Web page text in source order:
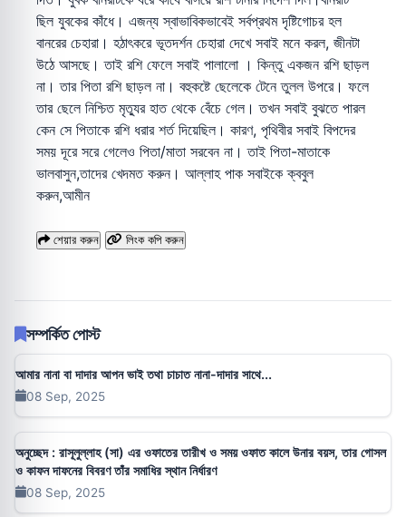
ছিল যুবকের কাঁধে। এজন্য স্বাভাবিকভাবেই সর্বপ্রথম দৃষ্টিগোচর হল
বানরের চেহারা। হঠাৎকরে ভূতদর্শন চেহারা দেখে সবাই মনে করল, জীনটা
উঠে আসছে। তাই রশি ফেলে সবাই পালালো । কিন্তু একজন রশি ছাড়ল
না। তার পিতা রশি ছাড়ল না। বহুকষ্টে ছেলেকে টেনে তুলল উপরে। ফলে
তার ছেলে নিশ্চিত মৃত্যুর হাত থেকে বেঁচে গেল। তখন সবাই বুঝতে পারল
কেন সে পিতাকে রশি ধরার শর্ত দিয়েছিল। কারণ, পৃথিবীর সবাই বিপদের
সময় দূরে সরে গেলেও পিতা/মাতা সরবেন না। তাই পিতা-মাতাকে
ভালবাসুন,তাদের খেদমত করুন। আল্লাহ পাক সবাইকে ক্ববুল
করুন,আমীন
শেয়ার করুন লিংক কপি করুন
সম্পর্কিত পোস্ট
আমার নানা বা দাদার আপন ভাই তথা চাচাত নানা-দাদার সাথে...
08 Sep, 2025
অনুচ্ছেদ : রাসূলুল্লাহ (সা) এর ওফাতের তারীখ ও সময় ওফাত কালে উনার বয়স, তার গোসল
ও কাফন দাফনের বিবরণ তাঁর সমাধির স্থান নির্ধারণ
08 Sep, 2025